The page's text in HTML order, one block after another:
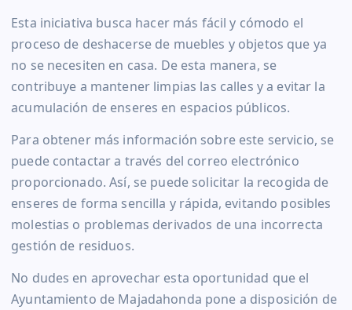
Esta iniciativa busca hacer más fácil y cómodo el
proceso de deshacerse de muebles y objetos que ya
no se necesiten en casa. De esta manera, se
contribuye a mantener limpias las calles y a evitar la
acumulación de enseres en espacios públicos.
Para obtener más información sobre este servicio, se
puede contactar a través del correo electrónico
proporcionado. Así, se puede solicitar la recogida de
enseres de forma sencilla y rápida, evitando posibles
molestias o problemas derivados de una incorrecta
gestión de residuos.
No dudes en aprovechar esta oportunidad que el
Ayuntamiento de Majadahonda pone a disposición de